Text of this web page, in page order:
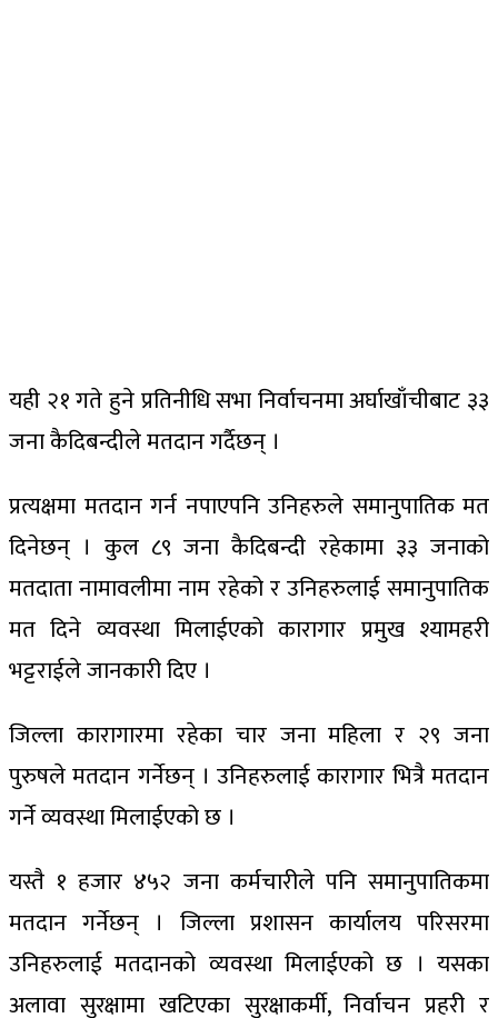
यही २१ गते हुने प्रतिनीधि सभा निर्वाचनमा अर्घाखाँचीबाट ३३
जना कैदिबन्दीले मतदान गर्दैछन् ।
प्रत्यक्षमा मतदान गर्न नपाएपनि उनिहरुले समानुपातिक मत
दिनेछन् । कुल ८९ जना कैदिबन्दी रहेकामा ३३ जनाको
मतदाता नामावलीमा नाम रहेको र उनिहरुलाई समानुपातिक
मत दिने व्यवस्था मिलाईएको कारागार प्रमुख श्यामहरी
भट्टराईले जानकारी दिए ।
जिल्ला कारागारमा रहेका चार जना महिला र २९ जना
पुरुषले मतदान गर्नेछन् । उनिहरुलाई कारागार भित्रै मतदान
गर्ने व्यवस्था मिलाईएको छ ।
यस्तै १ हजार ४५२ जना कर्मचारीले पनि समानुपातिकमा
मतदान गर्नेछन् । जिल्ला प्रशासन कार्यालय परिसरमा
उनिहरुलाई मतदानको व्यवस्था मिलाईएको छ । यसका
अलावा सुरक्षामा खटिएका सुरक्षाकर्मी, निर्वाचन प्रहरी र